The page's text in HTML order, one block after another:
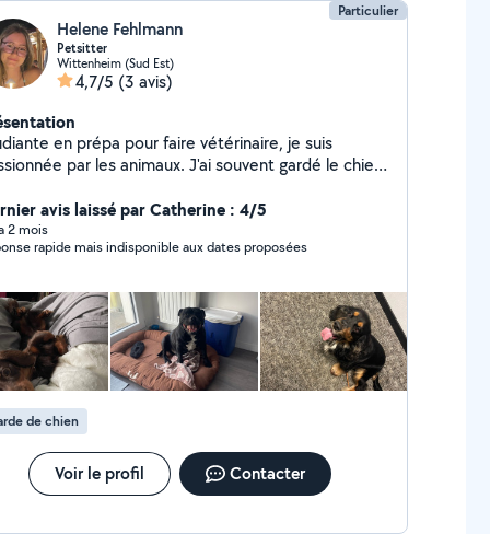
Particulier
Helene Fehlmann
Petsitter
Wittenheim (Sud Est)
4,7/5 (3 avis)
en prépa pour faire vétérinaire, je suis
par les animaux. J'ai souvent gardé le chien
je jouais avec lui, le nourrissais et le sortais.
également gardé de nombreuses fois le chat d'une
je lui donnais à manger et jouais avec lui. J'ai
avis laissé par Catherine : 4/5
2 mois
rapide mais indisponible aux dates proposées
de chien
Voir le profil Contacter